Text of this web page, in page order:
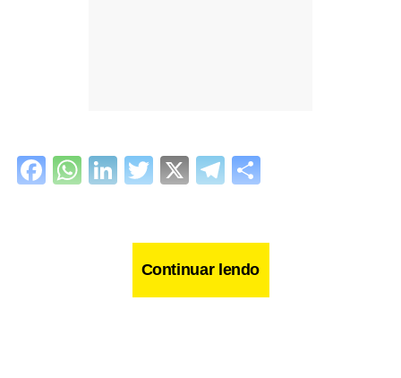
Facebook
WhatsApp
LinkedIn
Twitter
X Telegram
Continuar lendo